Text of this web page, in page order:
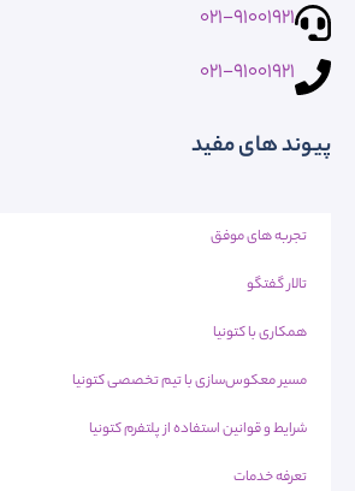
021-91001921
021-91001921
پیوند های مفید
تجربه های موفق
تالار گفتگو
همکاری با کتونیا
مسیر معکوس‌سازی با تیم تخصصی کتونیا
شرایط و قوانین استفاده از پلتفرم کتونیا
تعرفه خدمات